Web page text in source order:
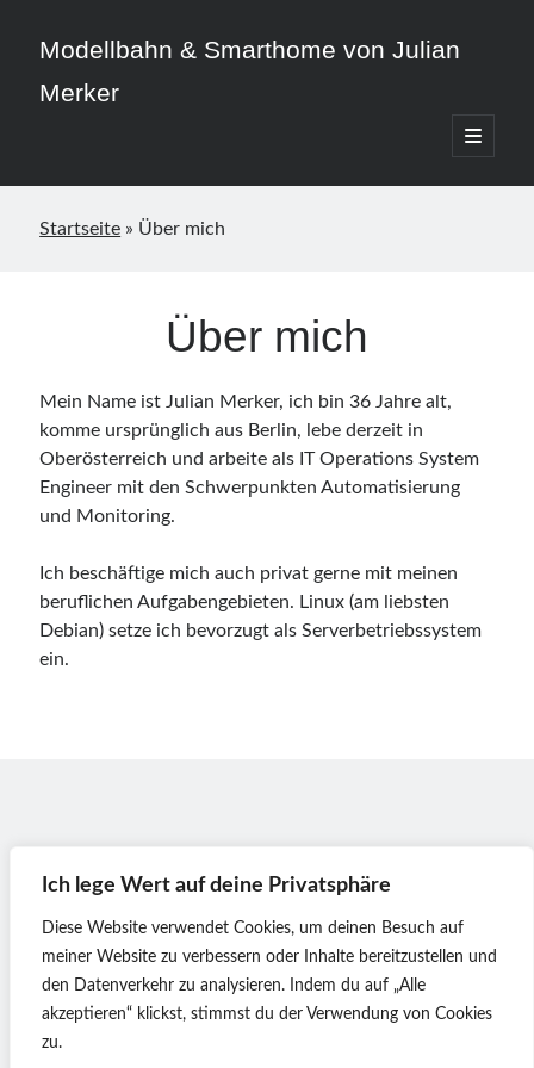
Ich lege Wert auf deine Privatsphäre
Diese Website verwendet Cookies, um deinen Besuch auf
meiner Website zu verbessern oder Inhalte bereitzustellen und
den Datenverkehr zu analysieren.
Indem du auf „Alle
akzeptieren“ klickst, stimmst du der Verwendung von Cookies
zu.
Modellbahn & Smarthome von Julian
Merker
open
primary
Sidebar
Home Assistant
Modellbahn
Smarthome
•Zabbix Certified Specialist 7.0
•Zabbix Certified Specialist 5.0
• Zabbix Certified User 5.0
•ITIL® in ITSM
Startseite » Über mich
Über mich
Mein Name ist Julian Merker, ich bin 36 Jahre alt,
komme ursprünglich aus Berlin, lebe derzeit in
Oberösterreich und arbeite als IT Operations System
Engineer mit den Schwerpunkten Automatisierung
und Monitoring.
Ich beschäftige mich auch privat gerne mit meinen
beruflichen Aufgabengebieten. Linux (am liebsten
Debian) setze ich bevorzugt als Serverbetriebssystem
ein.